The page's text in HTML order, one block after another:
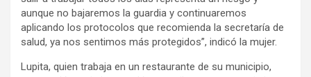
aunque no bajaremos la guardia y continuaremos
aplicando los protocolos que recomienda la secretaría de
salud, ya nos sentimos más protegidos”, indicó la mujer.
Lupita, quien trabaja en un restaurante de su municipio,